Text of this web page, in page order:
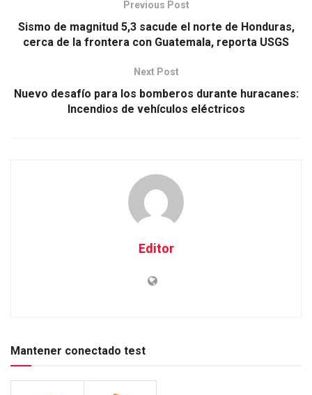
Previous Post
Sismo de magnitud 5,3 sacude el norte de Honduras,
cerca de la frontera con Guatemala, reporta USGS
Next Post
Nuevo desafío para los bomberos durante huracanes:
Incendios de vehículos eléctricos
Editor
Mantener conectado test